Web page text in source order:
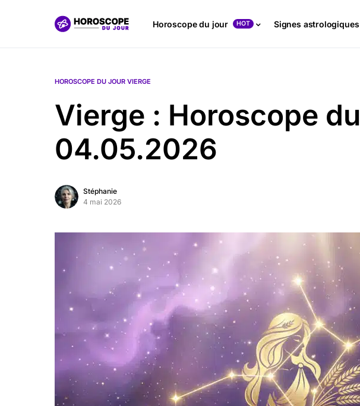
Horoscope du jour HOT Signes astrologiques
HOROSCOPE DU JOUR VIERGE
Vierge : Horoscope du
04.05.2026
Stéphanie
4 mai 2026